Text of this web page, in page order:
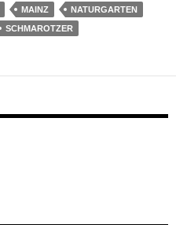
MAINZ
NATURGARTEN
SCHMAROTZER